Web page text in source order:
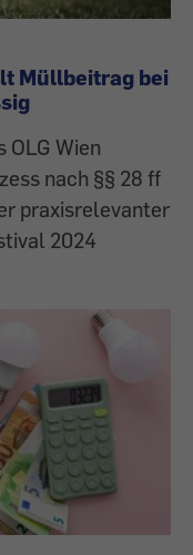
Müllbeitrag bei
OLG Wien
nach §§ 28 ff
praxisrelevanter
2024